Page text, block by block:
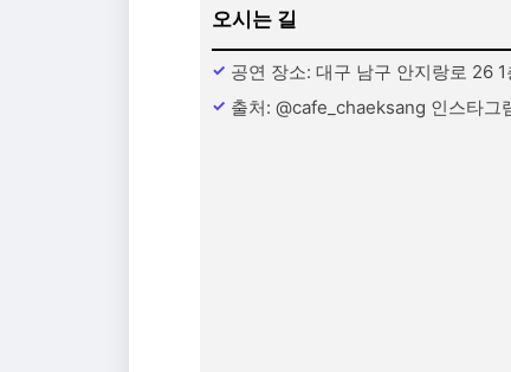
오시는 길
공연 장소: 대구 남구 안지랑로 26
출처: @cafe_chaeksang 인스타그